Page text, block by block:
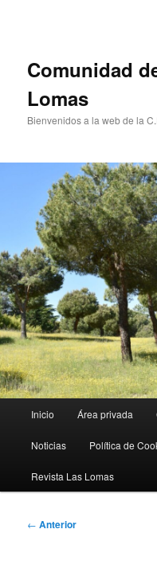
Comunidad
Lomas
Bienvenidos a la web de la
Inicio Área privada
Noticias Política de
Revista Las Lomas
Navegación
← Anterior